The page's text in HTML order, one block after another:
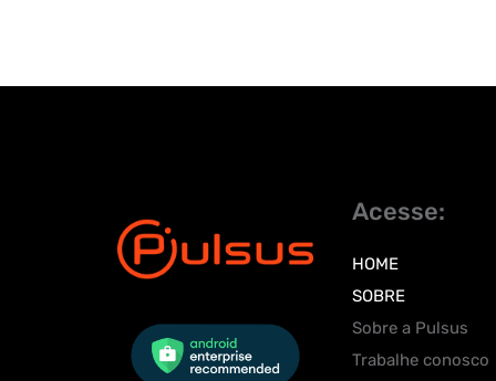
Acesse:
HOME
SOBRE
Sobre a Pulsus
Trabalhe conosco